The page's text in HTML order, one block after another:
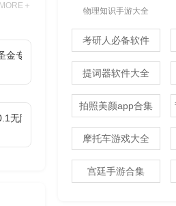
MORE＋
金专属单职业)
无限代金免费版)
物理知识手游大全
考研人必备软件
提词器软件大全
拍照美颜app合集
摩托车游戏大全
宫廷手游合集